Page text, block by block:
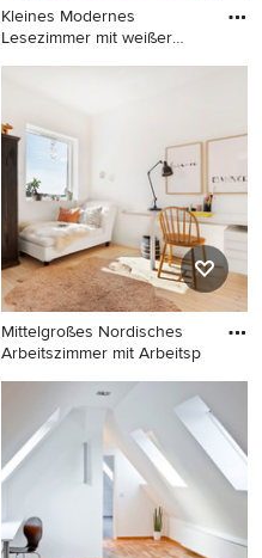
Kleines Modernes
Lesezimmer mit weißer
Kleines Modernes
Wandfarbe, hellem
Holzboden, Einbau-
Schreibtisch und weißem
Boden in Barcelona
Mittelgroßes Nordisches
Arbeitszimmer mit Arbeitsp
Mittelgroßes Nordisches
Arbeitszimmer mit
Arbeitsplatz, weißer
Wandfarbe, hellem
Holzboden und
freistehendem Schreibtisch
in Stockholm